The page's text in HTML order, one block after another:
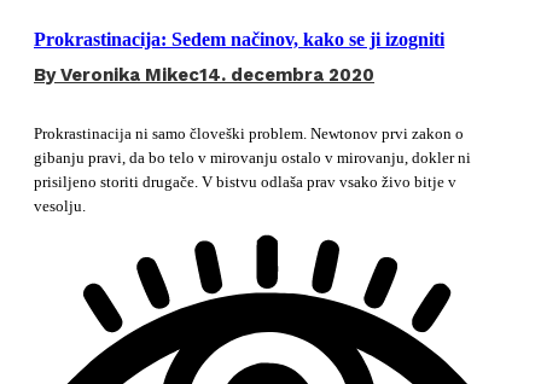
Prokrastinacija: Sedem načinov, kako se ji izogniti
ByVeronika Mikec14. decembra 2020
Prokrastinacija ni samo človeški problem. Newtonov prvi zakon o
gibanju pravi, da bo telo v mirovanju ostalo v mirovanju, dokler ni
prisiljeno storiti drugače. V bistvu odlaša prav vsako živo bitje v
vesolju.